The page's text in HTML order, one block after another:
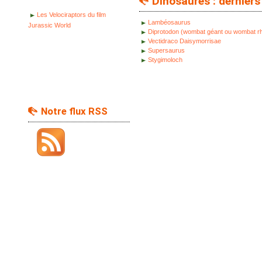
Les Velociraptors du film
Jurassic World
Notre flux RSS
Lambéosaurus
Diprotodon (wombat géant ou wombat
Vectidraco Daisymorrisae
Supersaurus
Stygimoloch